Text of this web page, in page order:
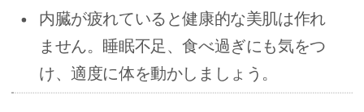
内臓が疲れていると健康的な美肌は作れ
ません。睡眠不足、食べ過ぎにも気をつ
け、適度に体を動かしましょう。